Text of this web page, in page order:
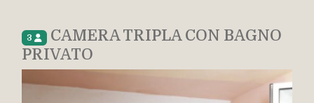
3
CAMERA TRIPLA CON BAGNO
PRIVATO